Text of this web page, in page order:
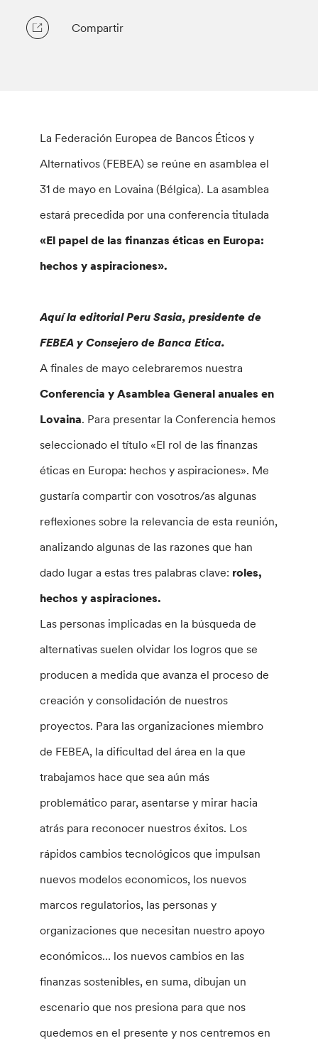
Compartir
La Federación Europea de Bancos Éticos y
Alternativos (FEBEA) se reúne en asamblea el
31 de mayo en Lovaina (Bélgica). La asamblea
estará precedida por una conferencia titulada
«El papel de las finanzas éticas en Europa:
hechos y aspiraciones».
Aquí la editorial Peru Sasia, presidente de
FEBEA y Consejero de Banca Etica.
A finales de mayo celebraremos nuestra
Conferencia y Asamblea General anuales en
Lovaina. Para presentar la Conferencia hemos
seleccionado el título «El rol de las finanzas
éticas en Europa: hechos y aspiraciones». Me
gustaría compartir con vosotros/as algunas
reflexiones sobre la relevancia de esta reunión,
analizando algunas de las razones que han
dado lugar a estas tres palabras clave: roles,
hechos y aspiraciones.
Las personas implicadas en la búsqueda de
alternativas suelen olvidar los logros que se
producen a medida que avanza el proceso de
creación y consolidación de nuestros
proyectos. Para las organizaciones miembro
de FEBEA, la dificultad del área en la que
trabajamos hace que sea aún más
problemático parar, asentarse y mirar hacia
atrás para reconocer nuestros éxitos. Los
rápidos cambios tecnológicos que impulsan
nuevos modelos economicos, los nuevos
marcos regulatorios, las personas y
organizaciones que necesitan nuestro apoyo
económicos… los nuevos cambios en las
finanzas sostenibles, en suma, dibujan un
escenario que nos presiona para que nos
quedemos en el presente y nos centremos en